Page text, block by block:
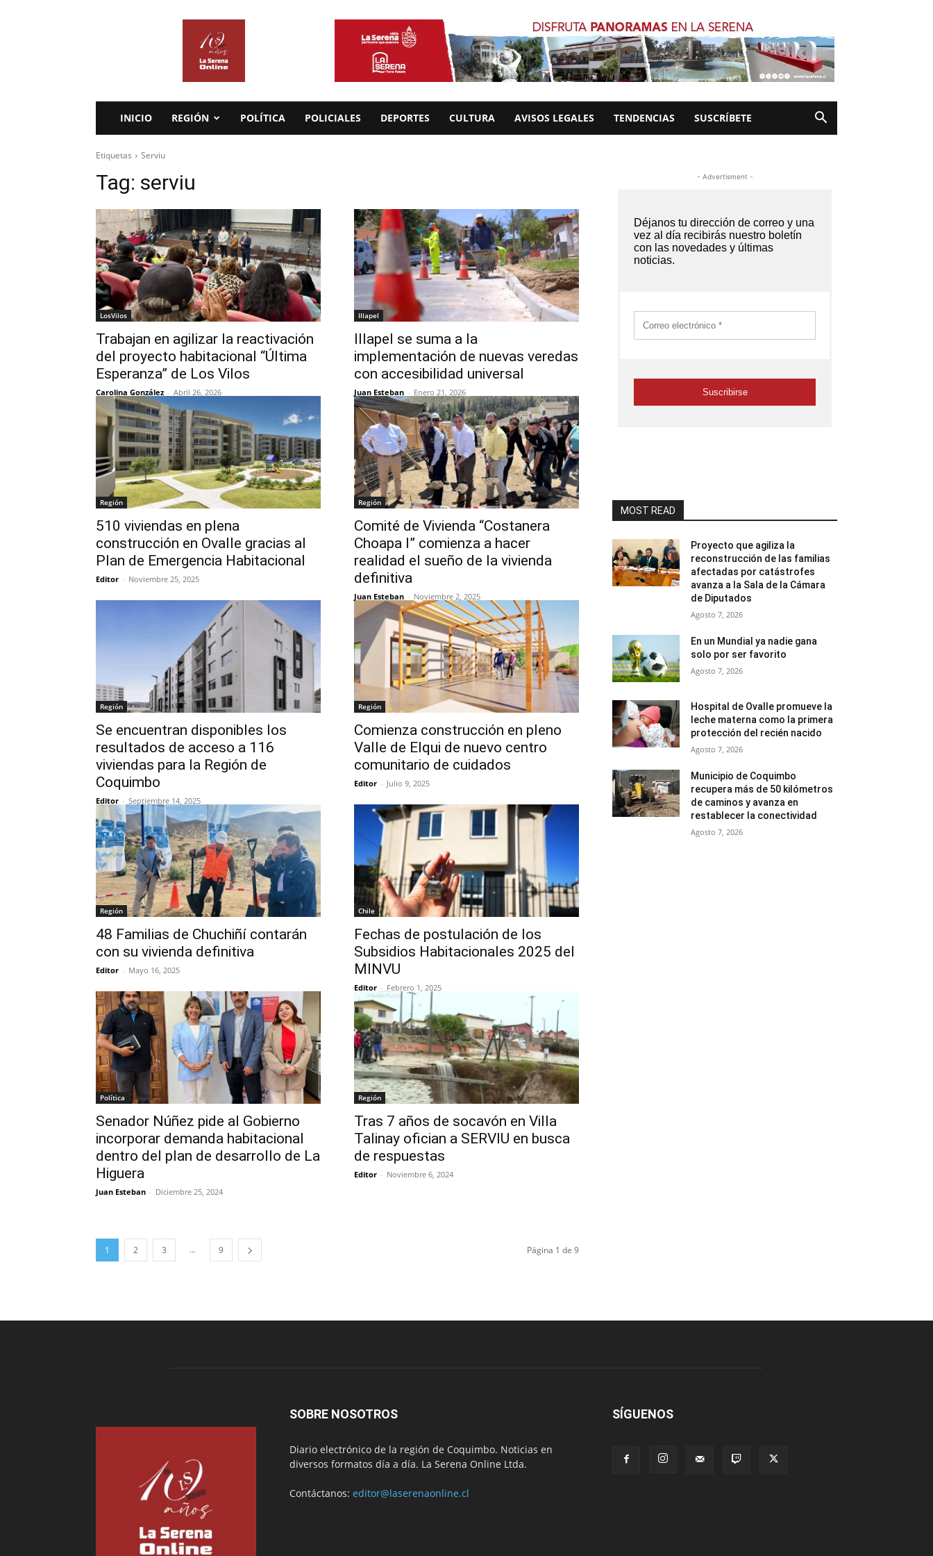
INICIO REGIÓN POLÍTICA POLICIALES DEPORTES CULTURA AVISOS LEGALES TENDENCIAS SUSCRÍBETE
Etiquetas Serviu
Tag: serviu
LosVilos
Trabajan en agilizar la reactivación
del proyecto habitacional “Última
Esperanza” de Los Vilos
Carolina González - Abril 26, 2026
Illapel
Illapel se suma a la
implementación de nuevas veredas
con accesibilidad universal
Juan Esteban - Enero 21, 2026
Región
510 viviendas en plena
construcción en Ovalle gracias al
Plan de Emergencia Habitacional
Editor - Noviembre 25, 2025
Región
Comité de Vivienda “Costanera
Choapa I” comienza a hacer
realidad el sueño de la vivienda
definitiva
Juan Esteban - Noviembre 2, 2025
Región
Se encuentran disponibles los
resultados de acceso a 116
viviendas para la Región de
Coquimbo
Editor - Septiembre 14, 2025
Región
Comienza construcción en pleno
Valle de Elqui de nuevo centro
comunitario de cuidados
Editor - Julio 9, 2025
Región
48 Familias de Chuchiñí contarán
con su vivienda definitiva
Editor - Mayo 16, 2025
Chile
Fechas de postulación de los
Subsidios Habitacionales 2025 del
MINVU
Editor - Febrero 1, 2025
Política
Senador Núñez pide al Gobierno
incorporar demanda habitacional
dentro del plan de desarrollo de La
Higuera
Juan Esteban - Diciembre 25, 2024
Región
Tras 7 años de socavón en Villa
Talinay ofician a SERVIU en busca
de respuestas
Editor - Noviembre 6, 2024
1 2 3 ... 9 Página 1 de 9
- Advertisment -
MOST READ
Proyecto que agiliza la
reconstrucción de las familias
afectadas por catástrofes
avanza a la Sala de la Cámara
de Diputados
Agosto 7, 2026
En un Mundial ya nadie gana
solo por ser favorito
Agosto 7, 2026
Hospital de Ovalle promueve la
leche materna como la primera
protección del recién nacido
Agosto 7, 2026
Municipio de Coquimbo
recupera más de 50 kilómetros
de caminos y avanza en
restablecer la conectividad
Agosto 7, 2026
SOBRE NOSOTROS
Diario electrónico de la región de Coquimbo. Noticias en
diversos formatos día a día. La Serena Online Ltda.
Contáctanos: editor@laserenaonline.cl
SÍGUENOS